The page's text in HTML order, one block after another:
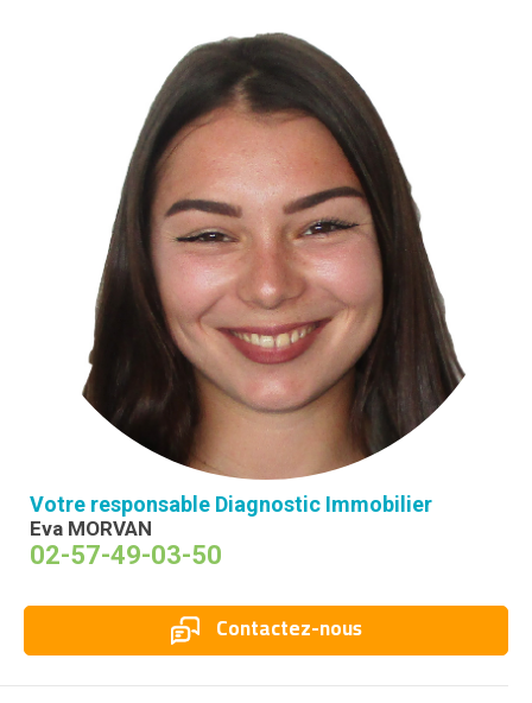
Votre responsable Diagnostic Immobilier
Eva MORVAN
02-57-49-03-50
Contactez-nous